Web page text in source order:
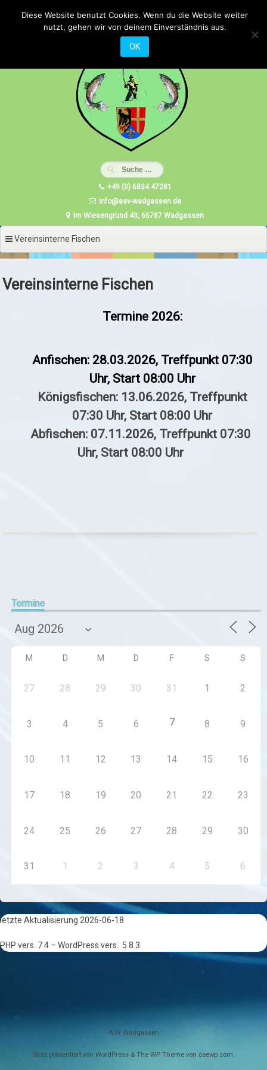
+49 (0) 6834 47281
info@asv-wadgassen.de
Im Wiesengrund 43, 66787 Wadgassen
Vereinsinterne Fischen
Vereinsinterne Fischen
Termine 2026:
Anfischen: 28.03.2026, Treffpunkt 07:30
Uhr, Start 08:00 Uhr
Königsfischen: 13.06.2026, Treffpunkt
07:30 Uhr, Start 08:00 Uhr
Abfischen: 07.11.2026, Treffpunkt 07:30
Uhr, Start 08:00 Uhr
Termine
M D M D F S S
27 28 29 30 31 1 2
3 4 5 6 7 8 9
10 11 12 13 14 15 16
17 18 19 20 21 22 23
24 25 26 27 28 29 30
31 1 2 3 4 5 6
letzte Aktualisierung 2026-06-18
PHP vers. 7.4 – WordPress vers. 5.8.3
ASV Wadgassen
Stolz präsentiert von WordPress & The WPTheme von ceewp.com.
Diese Website benutzt Cookies. Wenn du die Website weiter
nutzt, gehen wir von deinem Einverständnis aus.
OK